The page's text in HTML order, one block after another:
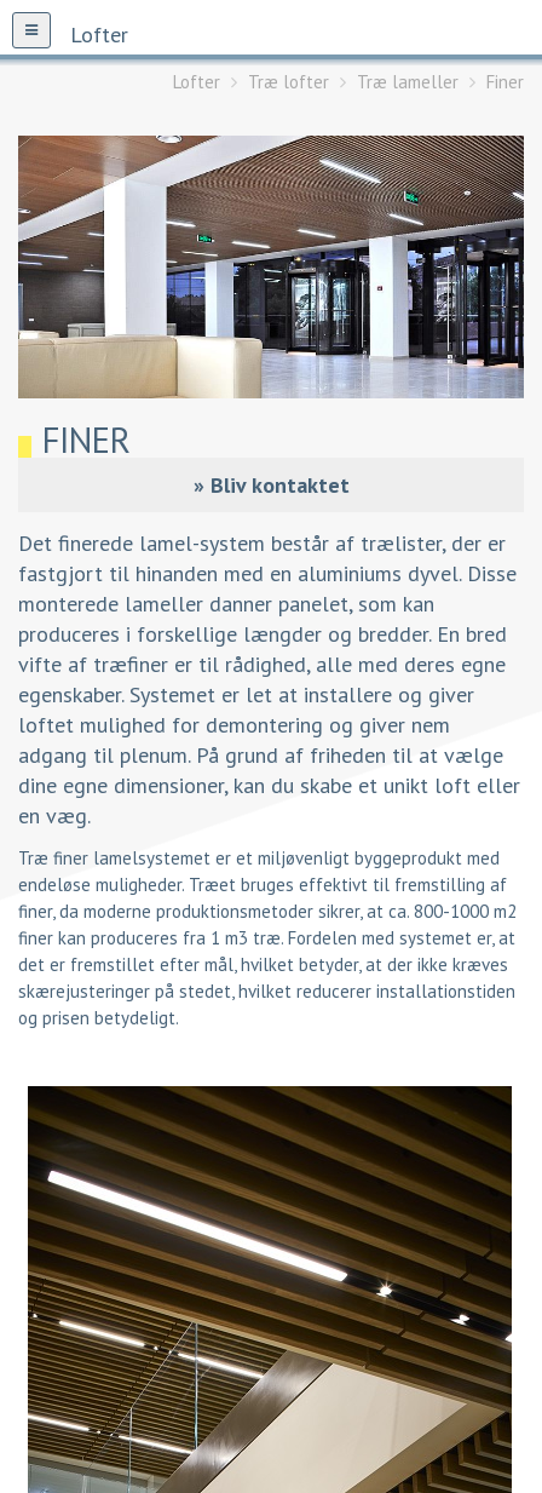
Lofter
Lofter Træ lofter Træ lameller Finer
FINER
» Bliv kontaktet
Det finerede lamel-system består af trælister, der er
fastgjort til hinanden med en aluminiums dyvel. Disse
monterede lameller danner panelet, som kan
produceres i forskellige længder og bredder. En bred
vifte af træfiner er til rådighed, alle med deres egne
egenskaber. Systemet er let at installere og giver
loftet mulighed for demontering og giver nem
adgang til plenum. På grund af friheden til at vælge
dine egne dimensioner, kan du skabe et unikt loft eller
en væg.
Træ finer lamelsystemet er et miljøvenligt byggeprodukt med
endeløse muligheder. Træet bruges effektivt til fremstilling af
finer, da moderne produktionsmetoder sikrer, at ca. 800-1000 m2
finer kan produceres fra 1 m3 træ. Fordelen med systemet er, at
det er fremstillet efter mål, hvilket betyder, at der ikke kræves
skærejusteringer på stedet, hvilket reducerer installationstiden
og prisen betydeligt.